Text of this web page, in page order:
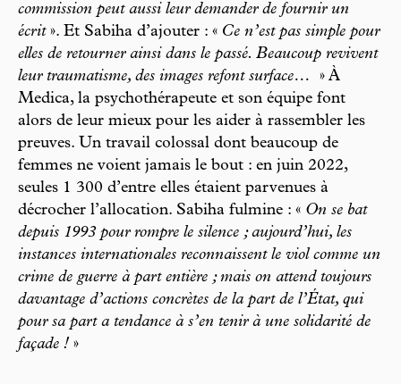
commission peut aussi leur demander de fournir un
écrit». Et Sabiha d’ajouter : « Ce n’est pas simple pour
elles de retourner ainsi dans le passé. Beaucoup revivent
leur traumatisme, des images refont surface…
» À
Medica, la psychothérapeute et son équipe font
alors de leur mieux pour les aider à rassembler les
preuves. Un travail colossal dont beaucoup de
femmes ne voient jamais le bout : en juin 2022,
seules 1 300 d’entre elles étaient parvenues à
décrocher l’allocation. Sabiha fulmine : « On se bat
depuis 1993 pour rompre le silence ; aujourd’hui, les
instances internationales reconnaissent le viol comme un
crime de guerre à part entière ; mais on attend toujours
davantage d’actions concrètes de la part de l’État, qui
pour sa part a tendance à s’en tenir à une solidarité de
façade ! »